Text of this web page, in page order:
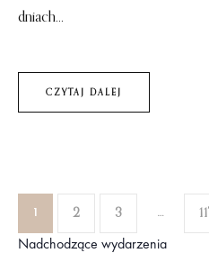
dniach...
CZYTAJ DALEJ
1 2 3 …
Nadchodzące wydarzenia